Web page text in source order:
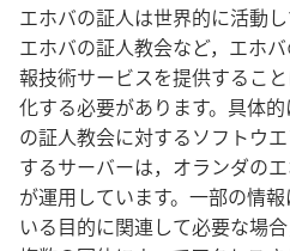
エホバの証人は世界的に活動
エホバの証人教会など，エホ
報技術サービスを提供するこ
化する必要があります。具体
の証人教会に対するソフトウ
するサーバーは，オランダの
が運用しています。一部の情
いる目的に関連して必要な場